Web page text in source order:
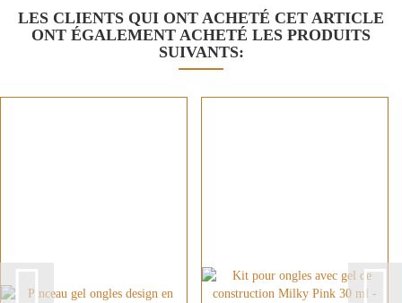
LES CLIENTS QUI ONT ACHETÉ CET ARTICLE
ONT ÉGALEMENT ACHETÉ LES PRODUITS
SUIVANTS: